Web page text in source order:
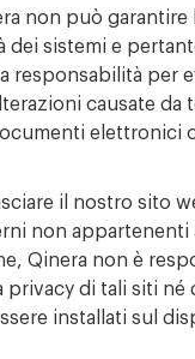
non può garantire
dei sistemi e
responsabilità per
causate da
elettronici
il nostro sito
non appartenenti
Qinera non è
privacy di tali siti né
installati sul